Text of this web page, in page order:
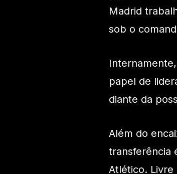
Madrid
sob o
papel de
diante da
Além do
transferência
Atlético.